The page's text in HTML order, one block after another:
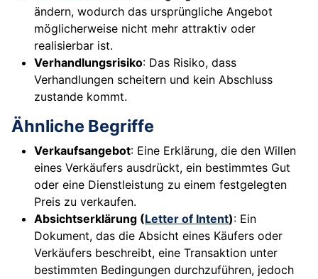
ändern, wodurch das ursprüngliche Angebot
möglicherweise nicht mehr attraktiv oder
realisierbar ist.
Verhandlungsrisiko: Das Risiko, dass
Verhandlungen scheitern und kein Abschluss
zustande kommt.
Ähnliche Begriffe
Verkaufsangebot: Eine Erklärung, die den Willen
eines Verkäufers ausdrückt, ein bestimmtes Gut
oder eine Dienstleistung zu einem festgelegten
Preis zu verkaufen.
Absichtserklärung (Letter of Intent): Ein
Dokument, das die Absicht eines Käufers oder
Verkäufers beschreibt, eine Transaktion unter
bestimmten Bedingungen durchzuführen, jedoch